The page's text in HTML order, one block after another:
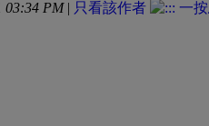
03:34 PM| 只看該作者